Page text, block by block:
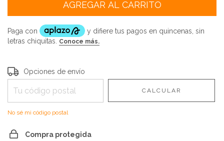
Entregas para el CP:
Opciones de envío
CALCULAR
No sé mi código postal
Compra protegida